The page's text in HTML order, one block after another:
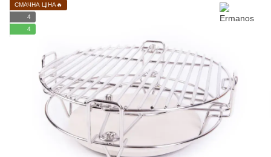
СМАЧНА ЦІНА🔥
4
4